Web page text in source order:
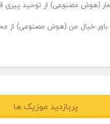
(هوش مصنوعی) از توحید پیری
باور خیال من (هوش مصنوعی) از
پربازدید موزیک ها